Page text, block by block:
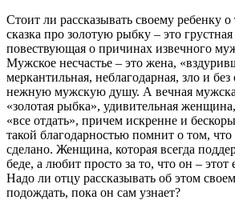
Стоит ли рассказывать своему ребенку
сказка про золотую рыбку – это
повествующая о причинах извечного
Мужское несчастье – это жена,
меркантильная, неблагодарная, зло и
нежную мужскую душу. А вечная
«золотая рыбка», удивительная
«все отдать», причем искренне и
такой благодарностью помнит о том,
сделано. Женщина, которая всегда
беде, а любит просто за то, что он – этот
Надо ли отцу рассказывать об этом
подождать, пока он сам узнает?